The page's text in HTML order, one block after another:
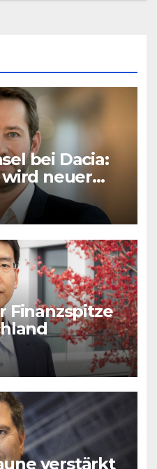
bei Dacia:
neuer
Finanzspitze
verstärkt